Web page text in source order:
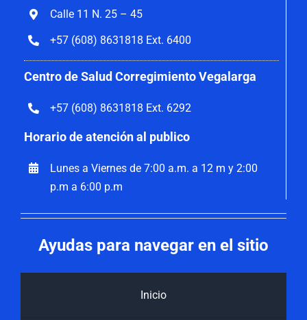
Calle 11 N. 25 – 45
+57 (608) 8631818 Ext. 6400
Centro de Salud Corregimiento Vegalarga
+57 (608) 8631818 Ext. 6292
Horario de atención al publico
Lunes a Viernes de 7:00 a.m. a 12 m y 2:00
p.m a 6:00 p.m
Ayudas para navegar en el sitio
Inicio